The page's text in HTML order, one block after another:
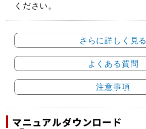
ください。
さらに詳しく見る
よくある質問
注意事項
マニュアルダウンロード